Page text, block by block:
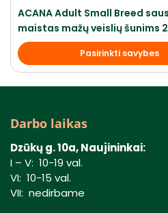
ACANA Adult Small Breed
maistas mažų veislių šunims
Pasirinkti savybes
Darbo laikas
Dzūkų g. 10a, Naujininkai:
I – V: 10-19 val.
VI: 10-15 val.
VII: nedirbame